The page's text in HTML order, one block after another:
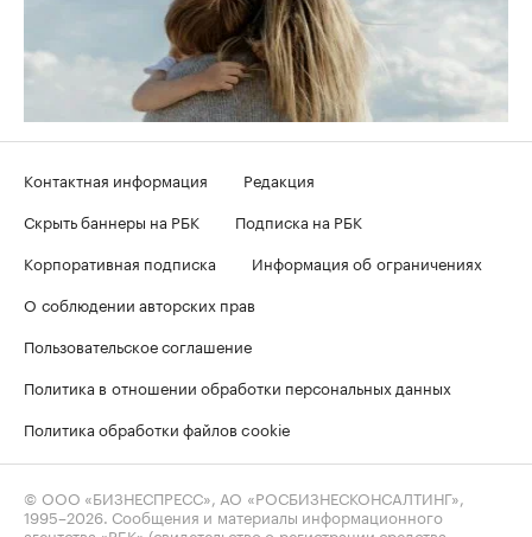
Контактная информация
Редакция
Скрыть баннеры на РБК
Подписка на РБК
Корпоративная подписка
Информация об ограничениях
О соблюдении авторских прав
Пользовательское соглашение
Политика в отношении обработки персональных данных
Политика обработки файлов cookie
© ООО «БИЗНЕСПРЕСС», АО «РОСБИЗНЕСКОНСАЛТИНГ»,
1995–2026. Сообщения и материалы информационного